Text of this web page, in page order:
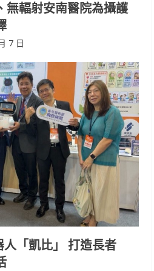
無輻射安南醫院為攝護
7 日
「凱比」 打造長者